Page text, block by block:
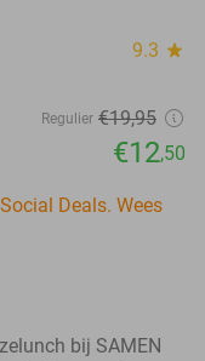
9.3 star
Regulier €19,95
€12,50
Deals. Wees
bij SAMEN